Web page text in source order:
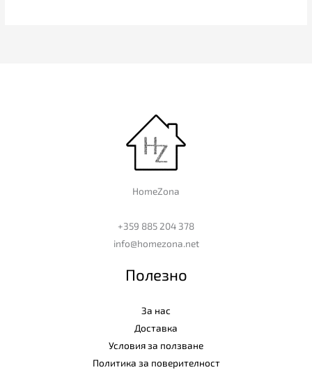
HomeZona
+359 885 204 378
info@homezona.net
Полезно
За нас
Доставка
Условия за ползване
Политика за поверителност